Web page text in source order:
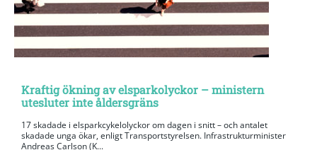
Kraftig ökning av elsparkolyckor – ministern
utesluter inte åldersgräns
17 skadade i elsparkcykelolyckor om dagen i snitt – och antalet
skadade unga ökar, enligt Transportstyrelsen. Infrastrukturminister
Andreas Carlson (K...